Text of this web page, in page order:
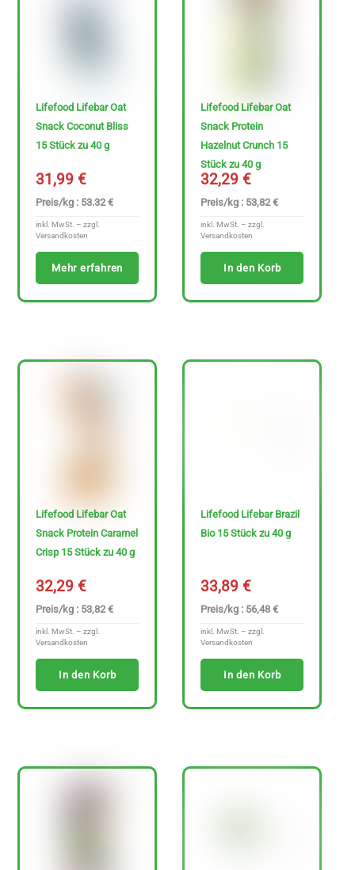
-
Lifefood Lifebar Oat
Snack Coconut Bliss
15 Stück zu 40 g
31,99€
Preis/kg : 53.32 €
inkl. MwSt. – zzgl.
Versandkosten
Mehr erfahren
Lifefood Lifebar Oat
Snack Protein
Hazelnut Crunch 15
Stück zu 40 g
32,29€
Preis/kg : 53,82 €
inkl. MwSt. – zzgl.
Versandkosten
In den Korb
Lifefood Lifebar Oat
Snack Protein Caramel
Crisp 15 Stück zu 40 g
32,29€
Preis/kg : 53,82 €
inkl. MwSt. – zzgl.
Versandkosten
In den Korb
Lifefood Lifebar Brazil
Bio 15 Stück zu 40 g
33,89€
Preis/kg : 56,48 €
inkl. MwSt. – zzgl.
Versandkosten
In den Korb